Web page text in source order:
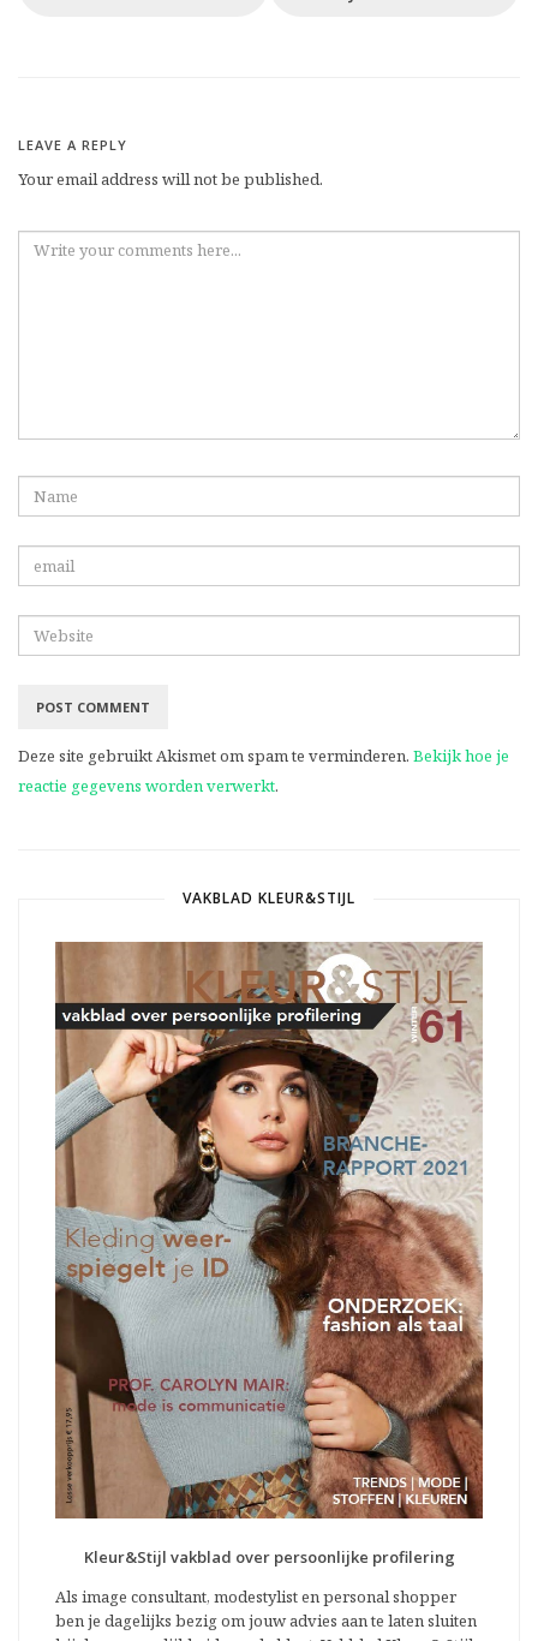
LEAVE A REPLY
Your email address will not be published.
Deze site gebruikt Akismet om spam te verminderen. Bekijk hoe je
reactie gegevens worden verwerkt.
VAKBLAD KLEUR&STIJL
Kleur&Stijl vakblad over persoonlijke profilering
Als image consultant, modestylist en personal shopper
ben je dagelijks bezig om jouw advies aan te laten sluiten